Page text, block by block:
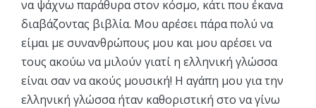
να ψάχνω παράθυρα στον κόσμο, κάτι που έκανα
διαβάζοντας βιβλία. Μου αρέσει πάρα πολύ να
είμαι με συνανθρώπους μου και μου αρέσει να
τους ακούω να μιλούν γιατί η ελληνική γλώσσα
είναι σαν να ακούς μουσική! Η αγάπη μου για την
ελληνική γλώσσα ήταν καθοριστική στο να γίνω